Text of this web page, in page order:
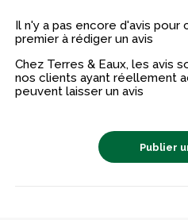
Il n'y a pas encore d'avis
premier à rédiger un avis
Chez Terres & Eaux, les avis
nos clients ayant réellement
peuvent laisser un avis
Publier